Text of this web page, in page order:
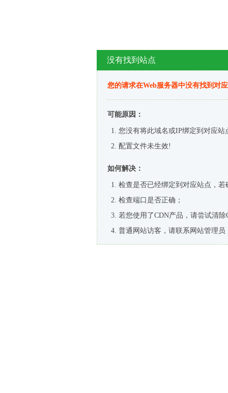
没有找到站点
您的请求在Web服务器中没有找到对
可能原因：
您没有将此域名或IP绑定到对应站
配置文件未生效!
如何解决：
检查是否已经绑定到对应站点，
检查端口是否正确；
若您使用了CDN产品，请尝试清除
普通网站访客，请联系网站管理员